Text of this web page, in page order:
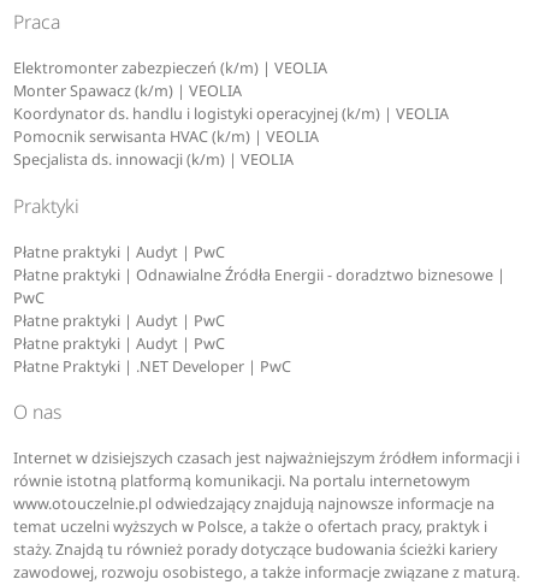
Praca
Elektromonter zabezpieczeń (k/m) | VEOLIA
Monter Spawacz (k/m) | VEOLIA
Koordynator ds. handlu i logistyki operacyjnej (k/m) | VEOLIA
Pomocnik serwisanta HVAC (k/m) | VEOLIA
Specjalista ds. innowacji (k/m) | VEOLIA
Praktyki
Płatne praktyki | Audyt | PwC
Płatne praktyki | Odnawialne Źródła Energii - doradztwo biznesowe |
PwC
Płatne praktyki | Audyt | PwC
Płatne praktyki | Audyt | PwC
Płatne Praktyki | .NET Developer | PwC
O nas
Internet w dzisiejszych czasach jest najważniejszym źródłem informacji i
równie istotną platformą komunikacji. Na portalu internetowym
www.otouczelnie.pl odwiedzający znajdują najnowsze informacje na
temat uczelni wyższych w Polsce, a także o ofertach pracy, praktyk i
staży. Znajdą tu również porady dotyczące budowania ścieżki kariery
zawodowej, rozwoju osobistego, a także informacje związane z maturą.